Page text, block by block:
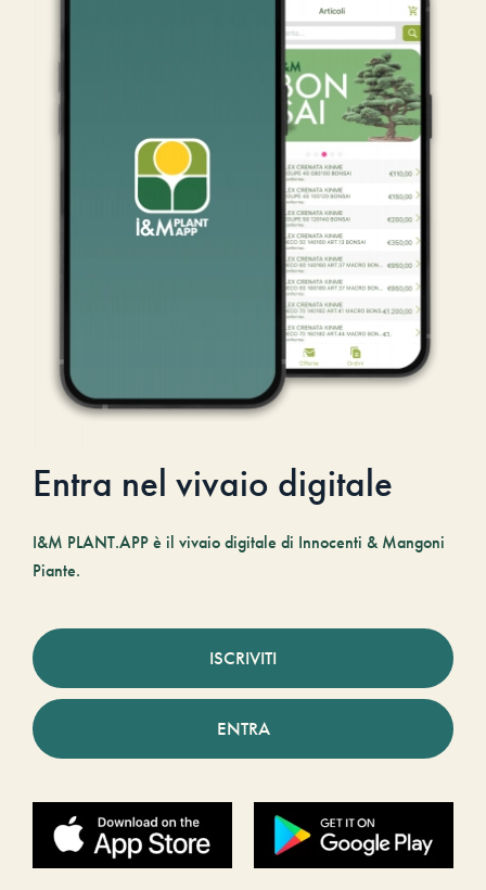
Entra nel vivaio digitale
I&M PLANT.APP è il vivaio digitale di Innocenti & Mangoni
Piante.
ISCRIVITI
ENTRA